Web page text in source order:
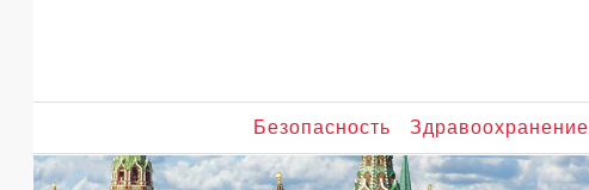
Безопасность Здравоохранение